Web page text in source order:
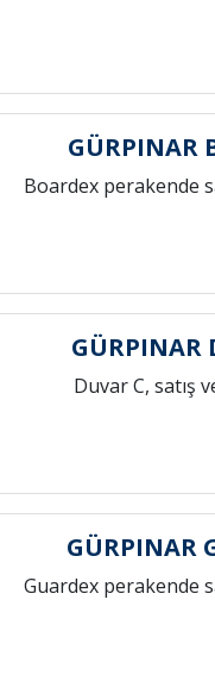
GÜRPINAR
Boardex perakende
GÜRPINAR
Duvar C, satış
GÜRPINAR
Guardex perakende